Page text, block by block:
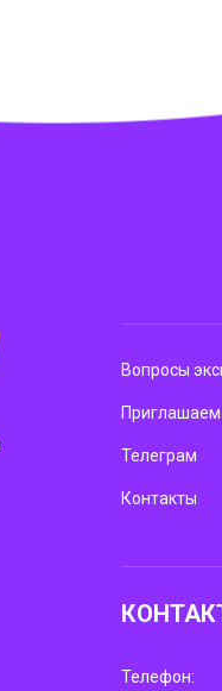
Вопросы
Приглашаем
Телеграм
Контакты
Телефон: